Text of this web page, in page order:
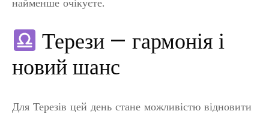
найменше очікуєте.
Терези — гармонія і
новий шанс
Для Терезів цей день стане можливістю відновити